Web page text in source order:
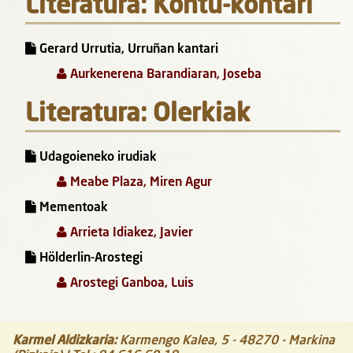
Literatura: Kontu-kontari
Gerard Urrutia, Urruñan kantari
Aurkenerena Barandiaran, Joseba
Literatura: Olerkiak
Udagoieneko irudiak
Meabe Plaza, Miren Agur
Mementoak
Arrieta Idiakez, Javier
Hölderlin-Arostegi
Arostegi Ganboa, Luis
Karmel Aldizkaria: Karmengo Kalea, 5 - 48270- Markina